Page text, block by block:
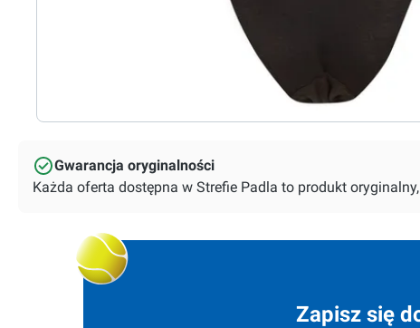
Gwarancja oryginalności
Każda oferta dostępna w Strefie Padla to produkt
Zapisz się